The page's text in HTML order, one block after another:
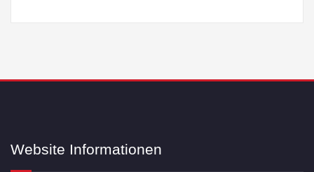
Website Informationen